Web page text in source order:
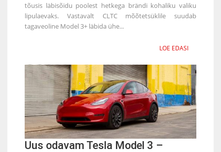
tõusis läbisõidu poolest hetkega brändi kohaliku valiku
lipulaevaks. Vastavalt CLTC mõõtetsüklile suudab
tagaveoline Model 3+ läbida ühe...
LOE EDASI
Uus odavam Tesla Model 3 –